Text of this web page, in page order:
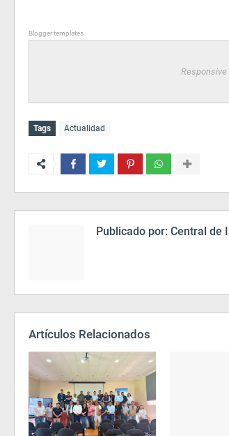
Blogger templates
Tags Actualidad
Publicado por: Central de
Artículos Relacionados